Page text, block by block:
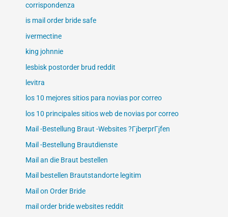
corrispondenza
is mail order bride safe
ivermectine
king johnnie
lesbisk postorder brud reddit
levitra
los 10 mejores sitios para novias por correo
los 10 principales sitios web de novias por correo
Mail -Bestellung Braut -Websites ?ГјberprГјfen
Mail -Bestellung Brautdienste
Mail an die Braut bestellen
Mail bestellen Brautstandorte legitim
Mail on Order Bride
mail order bride websites reddit